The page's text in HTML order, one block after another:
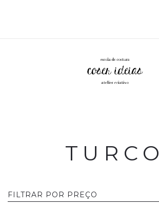
TURCO
FILTRAR POR PREÇO